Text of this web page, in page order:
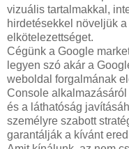
vizuális tartalmakkal,
hirdetésekkel növeljük
elkötelezettséget.
Cégünk a Google
legyen szó akár a
weboldal forgalmának
Console
és a láthatóság
személyre szabott
garantálják a kívánt